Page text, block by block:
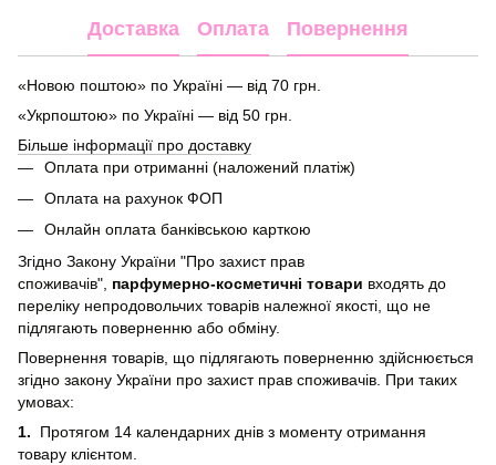
Доставка Оплата Повернення
«Новою поштою» по Україні — від 70 грн.
«Укрпоштою» по Україні — від 50 грн.
Більше інформації про доставку
Оплата при отриманні (наложений платіж)
Оплата на рахунок ФОП
Онлайн оплата банківською карткою
Згідно Закону України "Про захист прав
споживачів", парфумерно-косметичні товари входять до
переліку непродовольчих товарів належної якості, що не
підлягають поверненню або обміну.
Повернення товарів, що підлягають поверненню здійснюється
згідно закону України про захист прав споживачів. При таких
умовах:
1.
Протягом 14 календарних днів з моменту отримання
товару клієнтом.